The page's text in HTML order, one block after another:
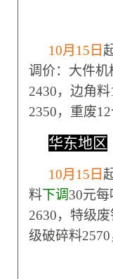
10月15日
调价：大件机
2430，边角
2350，重废12
华东地区
10月15日
料下调30元
2630，特级
级破碎料2570